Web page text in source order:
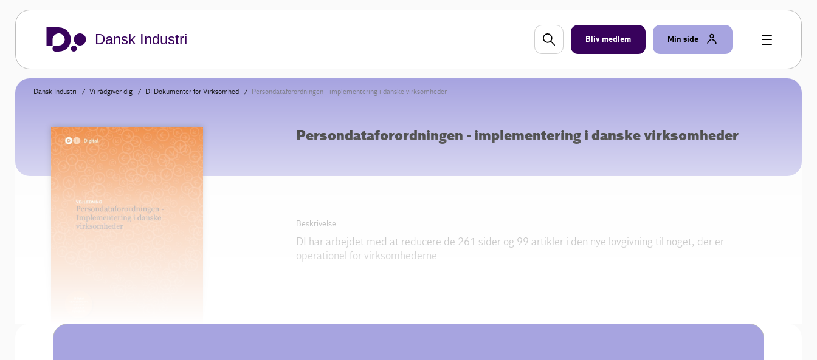
Dansk Industri Bliv medlem Min side
Dansk Industri Vi rådgiver dig DI Dokumenter for Virksomhed Persondataforordningen - implementering i danske virksomheder
Persondataforordningen - implementering i danske virksomheder
Beskrivelse
DI har arbejdet med at reducere de 261 sider og 99 artikler i den nye lovgivning til noget, der er
operationel for virksomhederne.